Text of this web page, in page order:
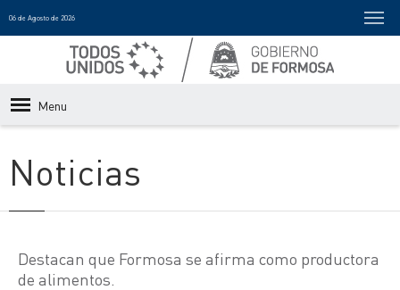
06 de Agosto de 2026
Menu
Noticias
Destacan que Formosa se afirma como productora
de alimentos.